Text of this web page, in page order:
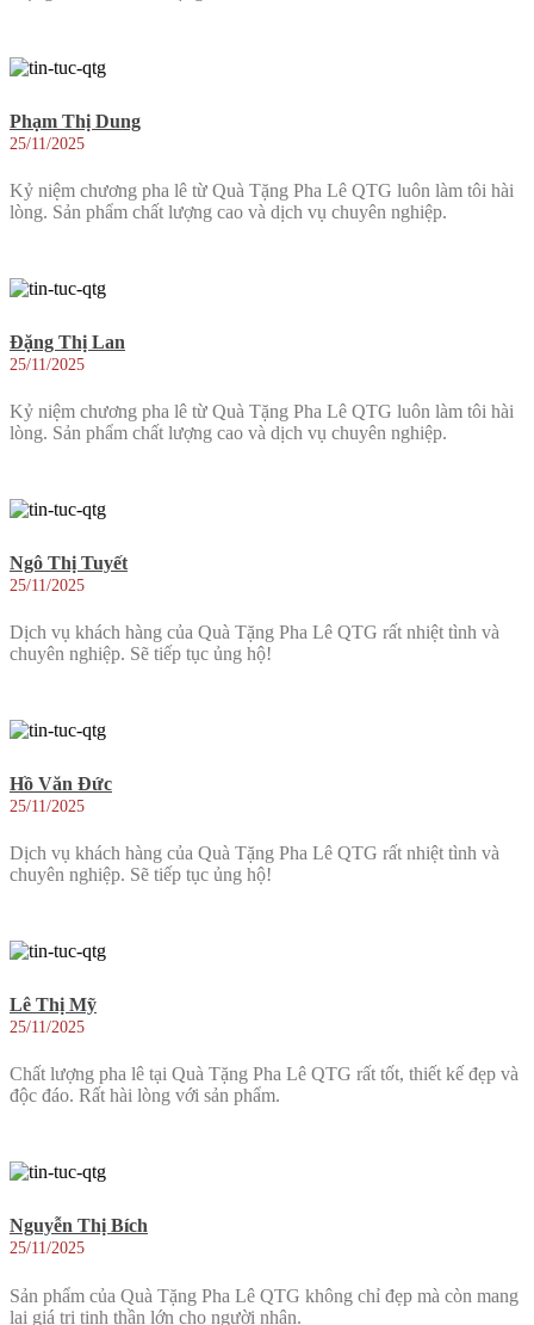
Phạm Thị Dung
25/11/2025
Kỷ niệm chương pha lê từ Quà Tặng Pha Lê QTG luôn làm tôi hài
lòng. Sản phẩm chất lượng cao và dịch vụ chuyên nghiệp.
Đặng Thị Lan
25/11/2025
Kỷ niệm chương pha lê từ Quà Tặng Pha Lê QTG luôn làm tôi hài
lòng. Sản phẩm chất lượng cao và dịch vụ chuyên nghiệp.
Ngô Thị Tuyết
25/11/2025
Dịch vụ khách hàng của Quà Tặng Pha Lê QTG rất nhiệt tình và
chuyên nghiệp. Sẽ tiếp tục ủng hộ!
Hồ Văn Đức
25/11/2025
Dịch vụ khách hàng của Quà Tặng Pha Lê QTG rất nhiệt tình và
chuyên nghiệp. Sẽ tiếp tục ủng hộ!
Lê Thị Mỹ
25/11/2025
Chất lượng pha lê tại Quà Tặng Pha Lê QTG rất tốt, thiết kế đẹp và
độc đáo. Rất hài lòng với sản phẩm.
Nguyễn Thị Bích
25/11/2025
Sản phẩm của Quà Tặng Pha Lê QTG không chỉ đẹp mà còn mang
lại giá trị tinh thần lớn cho người nhận.